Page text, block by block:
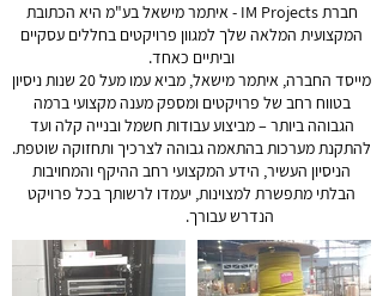
חברת IM Projects - איתמר מישאל בע"מ היא הכתובת
המקצועית המלאה שלך למגוון פרויקטים בחללים עסקיים
וביתיים כאחד.
מייסד החברה, איתמר מישאל, מביא עמו מעל 20 שנות ניסיון
בטווח רחב של פרויקטים ומספק מענה מקצועי ברמה
הגבוהה ביותר – מביצוע עבודות חשמל ובנייה קלה ועד
להתקנת מערכות בהתאמה גבוהה לצרכיך ותחזוקה שוטפת.
הניסיון העשיר, הידע המקצועי רחב ההיקף והמחויבות
הבלתי מתפשרת למצוינות, יעמדו לרשותך בכל פרויקט
הנדרש עבורך.